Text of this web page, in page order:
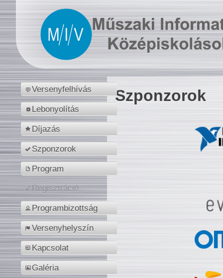
Versenyfelhívás
Lebonyolítás
Díjazás
Szponzorok
Program
Regisztráció
Programbizottság
Versenyhelyszín
Kapcsolat
Galéria
Szponzorok